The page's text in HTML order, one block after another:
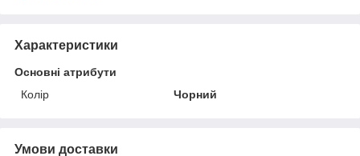
Характеристики
Основні атрибути
Колір
Чорний
Умови доставки